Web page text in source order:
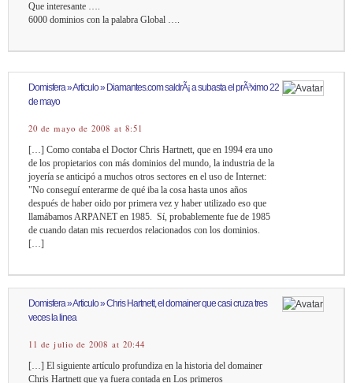
Que interesante ….
6000 dominios con la palabra Global ….
Domisfera » Articulo » Diamantes.com saldrÃ¡ a subasta el prÃ³ximo 22
de mayo
20 de mayo de 2008 at 8:51
[…] Como contaba el Doctor Chris Hartnett, que en 1994 era uno
de los propietarios con más dominios del mundo, la industria de la
joyería se anticipó a muchos otros sectores en el uso de Internet:
"No conseguí enterarme de qué iba la cosa hasta unos años
después de haber oido por primera vez y haber utilizado eso que
llamábamos ARPANET en 1985. Sí, probablemente fue de 1985
de cuando datan mis recuerdos relacionados con los dominios.
[…]
Domisfera » Articulo » Chris Hartnett, el domainer que casi cruza tres
veces la linea
11 de julio de 2008 at 20:44
[…] El siguiente artículo profundiza en la historia del domainer
Chris Hartnett que ya fuera contada en Los primeros